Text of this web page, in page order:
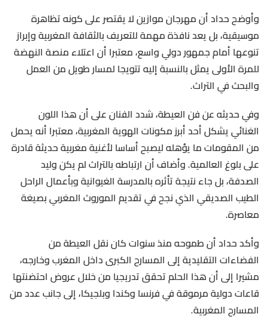
وأوضح حداد أن مهرجان موازين لا يقتصر على كونه تظاهرة
موسيقية، بل يعد نافذة مهمة للتعريف بالثقافة المغربية وإبراز
تنوعها أمام جمهور دولي واسع، معتبرا أن اعتلاء منصة النهضة
للمرة الأولى يمثل بالنسبة إليه تتويجا لمسار طويل من العمل
والبحث في التراث.
وفي حديثه عن فن العيطة، شدد الفنان على أن هذا اللون
الغنائي يشكل أحد أبرز مكونات الهوية المغربية، معتبرا أنه يحمل
من المقومات ما يؤهله ليصبح أساسا لأغنية مغربية حديثة قادرة
على بلوغ العالمية. وأضاف أن ارتباطه بالتراث لم يكن وليد
الصدفة، بل جاء نتيجة تأثره بالمدرسة الغيوانية وبأعمال الراحل
الطيب الصديقي الذي نجح في تقديم الموروث المغربي بصيغة
معاصرة.
وأكد حداد أن طموحه منذ سنوات كان نقل العيطة من
الفضاءات التقليدية إلى المسارح الكبرى داخل المغرب وخارجه،
مشيرا إلى أن هذا الحلم تحقق تدريجيا من خلال عروض احتضنتها
قاعات دولية مرموقة في فرنسا وكندا وبلجيكا، إلى جانب عدد من
المسارح المغربية.